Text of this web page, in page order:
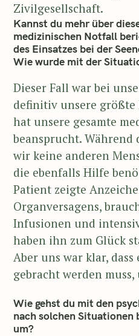
Zivilgesellschaft.
Kannst du mehr über
medizinischen Notfall
des Einsatzes bei der
Wie wurde mit der
Dieser Fall war bei
definitiv unsere
hat unsere gesamte
beansprucht.
wir keine anderen
die ebenfalls Hilfe
Patient zeigte
Organversagens,
Infusionen und
haben ihn zum Glück
Aber uns war klar,
gebracht werden
Wie gehst du mit den
nach solchen Situationen
um?